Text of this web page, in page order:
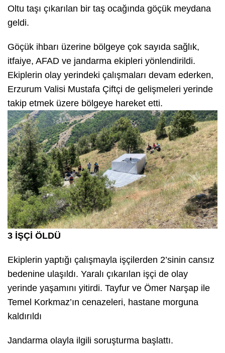
Oltu taşı çıkarılan bir taş ocağında göçük meydana
geldi.
Göçük ihbarı üzerine bölgeye çok sayıda sağlık,
itfaiye, AFAD ve jandarma ekipleri yönlendirildi.
Ekiplerin olay yerindeki çalışmaları devam ederken,
Erzurum Valisi Mustafa Çiftçi de gelişmeleri yerinde
takip etmek üzere bölgeye hareket etti.
3 İŞÇİ ÖLDÜ
Ekiplerin yaptığı çalışmayla işçilerden 2’sinin cansız
bedenine ulaşıldı. Yaralı çıkarılan işçi de olay
yerinde yaşamını yitirdi. Tayfur ve Ömer Narşap ile
Temel Korkmaz’ın cenazeleri, hastane morguna
kaldırıldı
Jandarma olayla ilgili soruşturma başlattı.